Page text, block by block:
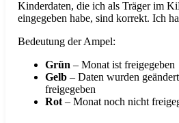
Kinderdaten, die ich als Träger im
eingegeben habe, sind korrekt. Ich
Bedeutung der Ampel:
Grün – Monat ist freigegeben
Gelb– Daten wurden
freigegeben
Rot– Monat noch nicht